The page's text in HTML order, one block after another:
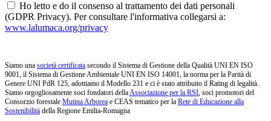
Ho letto e do il consenso al trattamento dei dati personali
(GDPR Privacy). Per consultare l'informativa collegarsi a:
www.lalumaca.org/privacy
Siamo una società certificata secondo il Sistema di Gestione della Qualità UNI EN ISO
9001, il Sistema di Gestione Ambientale UNI EN ISO 14001, la norma per la Parità di
Genere UNI PdR 125, adottiamo il Modello 231 e ci è stato attribuito il Rating di legalità.
Siamo orgogliosamente soci fondatori dellaAssociazione per la RSI, soci promotori del
Consorzio forestale Mutina Arborea e CEAS tematico per la Rete di Educazione alla
Sostenibilità della Regione Emilia-Romagna